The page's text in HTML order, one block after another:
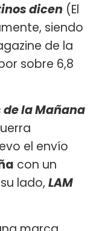
dicen (El
siendo
de la
sobre 6,8
de la Mañana
el envío
con un
lado, LAM